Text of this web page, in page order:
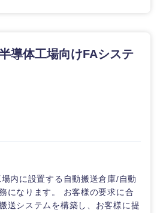
導体工場向けFAシステ
内に設置する自動搬送倉庫/自動
になります。 お客様の要求に合
送システムを構築し、お客様に提